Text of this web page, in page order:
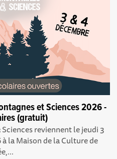
et Sciences 2026 -
(gratuit)
reviennent le jeudi 3
la Maison de la Culture de